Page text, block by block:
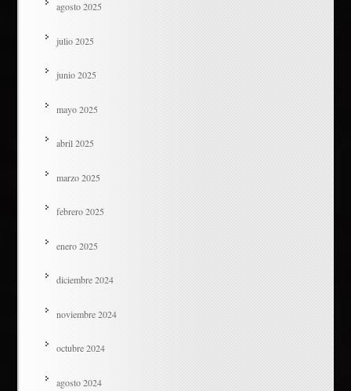
agosto 2025
julio 2025
junio 2025
mayo 2025
abril 2025
marzo 2025
febrero 2025
enero 2025
diciembre 2024
noviembre 2024
octubre 2024
agosto 2024